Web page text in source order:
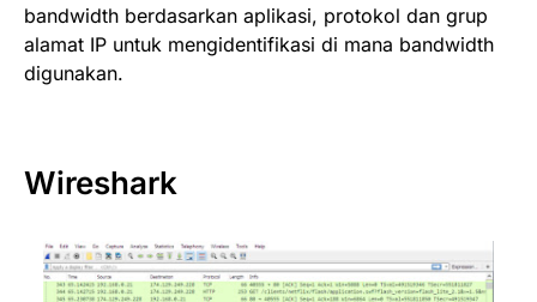
bandwidth berdasarkan aplikasi, protokol dan grup
alamat IP untuk mengidentifikasi di mana bandwidth
digunakan.
Wireshark